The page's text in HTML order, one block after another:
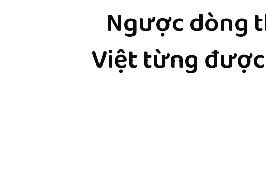
Ngược dòng
Việt từng được